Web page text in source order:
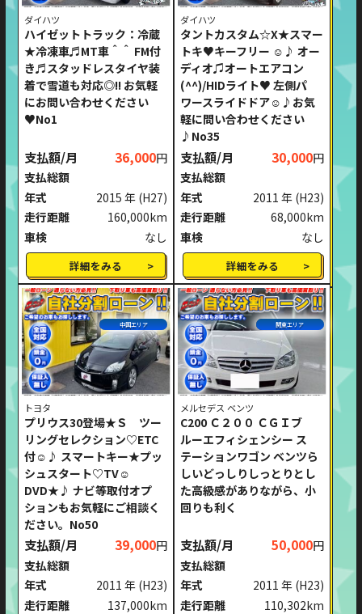
ダイハツ
ハイゼットトラック：冷蔵
★冷凍車♬MT車＾＾ FM付
き♬スタッドレスタイヤ装
着で雪道も対応◎!! お気軽
にお問い合わせください
♥No1
支払額/月 36,000円
支払総額
年式
2015 年 (H27)
走行距離
160,000km
車検
なし
詳細をみる
ダイハツ
タントカスタム☆X★スマー
トキ♥キーフリー ☺♪ オー
ディオ♫オートエアコン
(^^)/HIDライト♥ 左側パ
ワースライドドア☺♪お気
軽に問い合わせください
♪No35
支払額/月 30,000円
支払総額
年式
2011 年 (H23)
走行距離
68,000km
車検
なし
詳細をみる
中国エリア
トヨタ
プリウス30登場★Ｓ ツー
リングセレクション♡ETC
付☺♪ スマートキー★プッ
シュスタート♡TV☺
DVD★♪ ナビ等取付オプ
ションもお気軽にご相談く
ださい。No50
支払額/月 39,000円
支払総額
年式
2011 年 (H23)
走行距離
137,000km
関東エリア
メルセデス ベンツ
C200 Ｃ２００ ＣＧＩブ
ルーエフィシェンシー ス
テーションワゴン ベンツら
しいどっしりしっとりとし
た高級感がありながら、小
回りも利く
支払額/月 50,000円
支払総額
年式
2011 年 (H23)
走行距離
110,302km